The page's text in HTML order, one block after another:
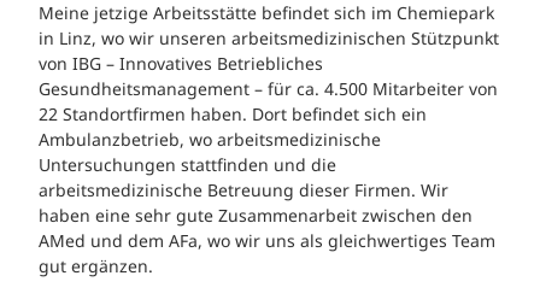
Meine jetzige Arbeitsstätte befindet sich im Chemiepark
in Linz, wo wir unseren arbeitsmedizinischen Stützpunkt
von IBG – Innovatives Betriebliches
Gesundheitsmanagement – für ca. 4.500 Mitarbeiter von
22 Standortfirmen haben. Dort befindet sich ein
Ambulanzbetrieb, wo arbeitsmedizinische
Untersuchungen stattfinden und die
arbeitsmedizinische Betreuung dieser Firmen. Wir
haben eine sehr gute Zusammenarbeit zwischen den
AMed und dem AFa, wo wir uns als gleichwertiges Team
gut ergänzen.